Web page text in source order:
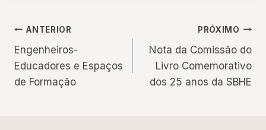
Navegação
de
Post
ANTERIOR
Engenheiros-
Educadores e Espaços
de Formação
PRÓXIMO
Nota da Comissão do
Livro Comemorativo
dos 25 anos da SBHE